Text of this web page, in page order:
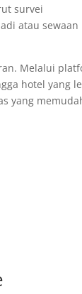
survei
atau sewaan
Melalui
hotel yang
yang